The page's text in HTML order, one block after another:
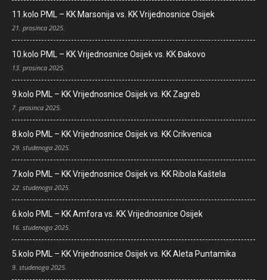
11.kolo PML – KK Marsonija vs. KK Vrijednosnice Osijek
21. prosinca 2025.
10.kolo PML – KK Vrijednosnice Osijek vs. KK Đakovo
13. prosinca 2025.
9.kolo PML – KK Vrijednosnice Osijek vs. KK Zagreb
7. prosinca 2025.
8.kolo PML – KK Vrijednosnice Osijek vs. KK Crikvenica
29. studenoga 2025.
7.kolo PML – KK Vrijednosnice Osijek vs. KK Ribola Kaštela
22. studenoga 2025.
6.kolo PML – KK Amfora vs. KK Vrijednosnice Osijek
16. studenoga 2025.
5.kolo PML – KK Vrijednosnice Osijek vs. KK Aleta Puntamika
9. studenoga 2025.